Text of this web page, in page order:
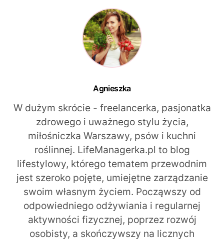
Agnieszka
W dużym skrócie - freelancerka, pasjonatka
zdrowego i uważnego stylu życia,
miłośniczka Warszawy, psów i kuchni
roślinnej. LifeManagerka.pl to blog
lifestylowy, którego tematem przewodnim
jest szeroko pojęte, umiejętne zarządzanie
swoim własnym życiem. Począwszy od
odpowiedniego odżywiania i regularnej
aktywności fizycznej, poprzez rozwój
osobisty, a skończywszy na licznych